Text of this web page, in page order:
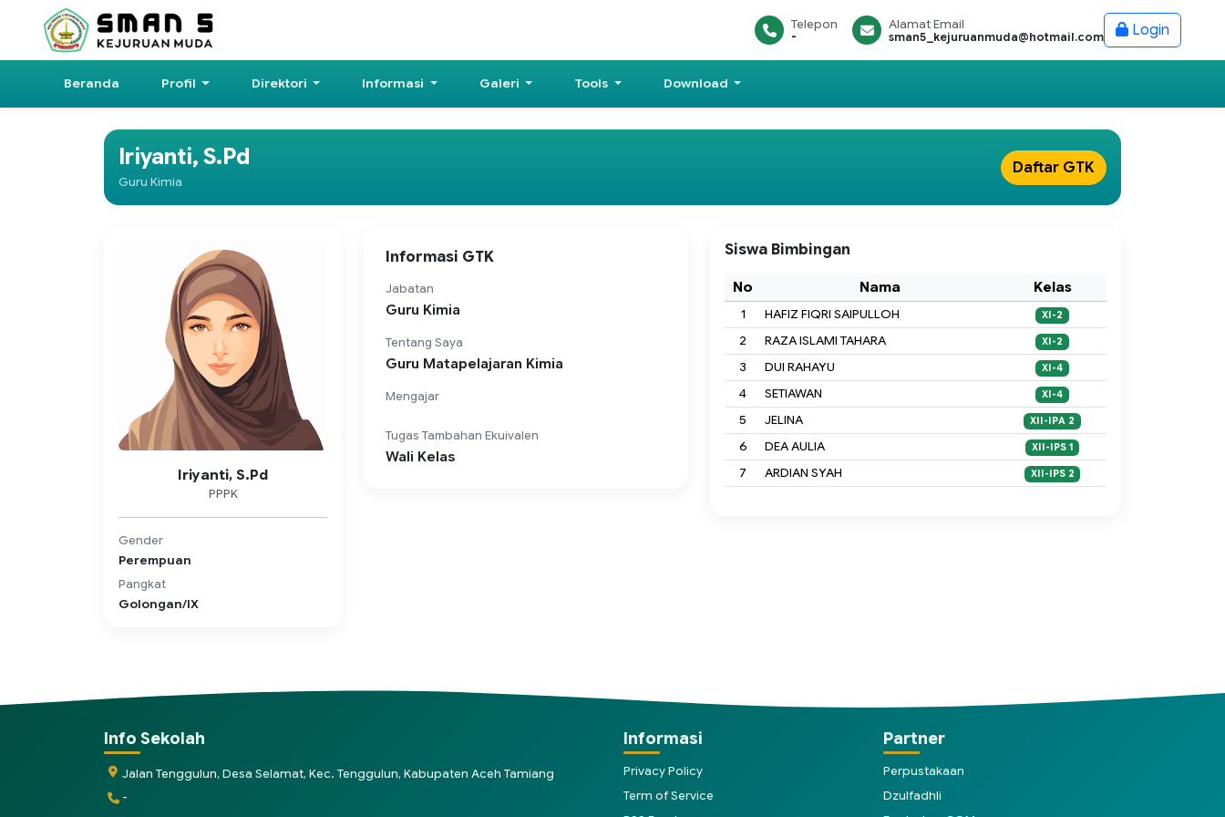
Telepon
-
Alamat Email
sman5_kejuruanmuda@hotmail.com Login
Beranda Profil Direktori Informasi Galeri Tools Download
Iriyanti, S.Pd
Guru Kimia
Daftar GTK
Iriyanti, S.Pd
PPPK
Gender
Perempuan
Pangkat
Golongan/IX
Informasi GTK
Jabatan
Guru Kimia
Tentang Saya
Guru Matapelajaran Kimia
Mengajar
Tugas Tambahan Ekuivalen
Wali Kelas
Siswa Bimbingan
No Nama Kelas
1 HAFIZ FIQRI SAIPULLOH XI-2
2 RAZA ISLAMI TAHARA XI-2
3 DUI RAHAYU XI-4
4 SETIAWAN XI-4
5 JELINA XII-IPA 2
6 DEA AULIA XII-IPS 1
7 ARDIAN SYAH XII-IPS 2
Info Sekolah
Jalan Tenggulun, Desa Selamat, Kec. Tenggulun, Kabupaten Aceh Tamiang
-
Informasi
Privacy Policy
Term of Service
Partner
Perpustakaan
Dzulfadhli